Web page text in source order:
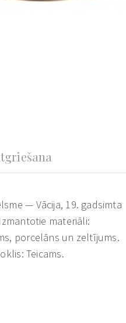
— Vācija, 19. gadsimta
materiāli:
porcelāns un zeltījums.
Teicams.